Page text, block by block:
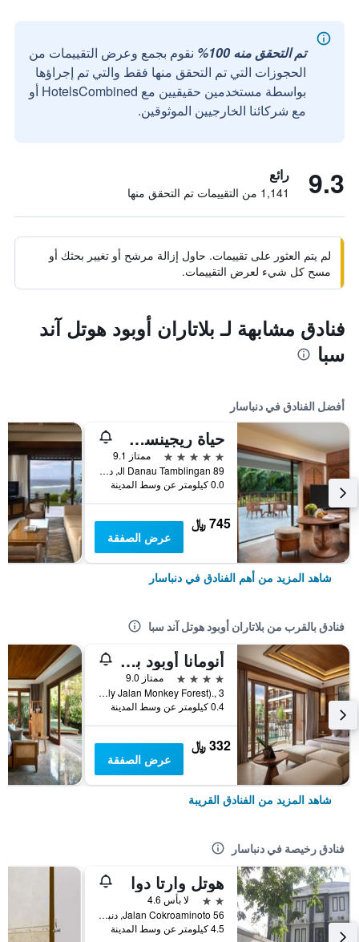
تم التحقق منه 100%
نقوم بجمع وعرض التقييمات من
الحجوزات التي تم التحقق منها فقط والتي تم إجراؤها
بواسطة مستخدمين حقيقيين مع HotelsCombined أو
مع شركائنا الخارجيين الموثوقين.
9.3 رائع
1,141 من التقييمات تم التحقق منها
لم يتم العثور على تقييمات. حاول إزالة مرشح أو تغيير بحثك أو
مسح كل شيء لعرض التقييمات.
فنادق مشابهة لـ بلاتاران أوبود هوتل آند
سبا
أفضل الفنادق في دنباسار
حياة ريجينسي بالي
5 نجوم
ممتاز 9.1
Jl Danau Tamblingan 89, دنباسار, إندونيسيا
0.0 كيلومتر عن وسط المدينة
745 ﷼
عرض الصفقة
شاهد المزيد من أهم الفنادق في دنباسار
فنادق بالقرب من بلاتاران أوبود هوتل آند سبا
أنومانا أوبود بالي
4 نجوم
ممتاز 9.0
Jalan Wenara Wana (Formerly Jalan Monkey Forest)., 3, دنباسار, إندونيسيا
0.4 كيلومتر عن وسط المدينة
332 ﷼
عرض الصفقة
شاهد المزيد من الفنادق القريبة
فنادق رخيصة في دنباسار
هوتل وارتا دوا
2 نجمتين
لا بأس 4.6
56 Jalan Cokroaminoto, دنباسار, إندونيسيا
4.5 كيلومتر عن وسط المدينة